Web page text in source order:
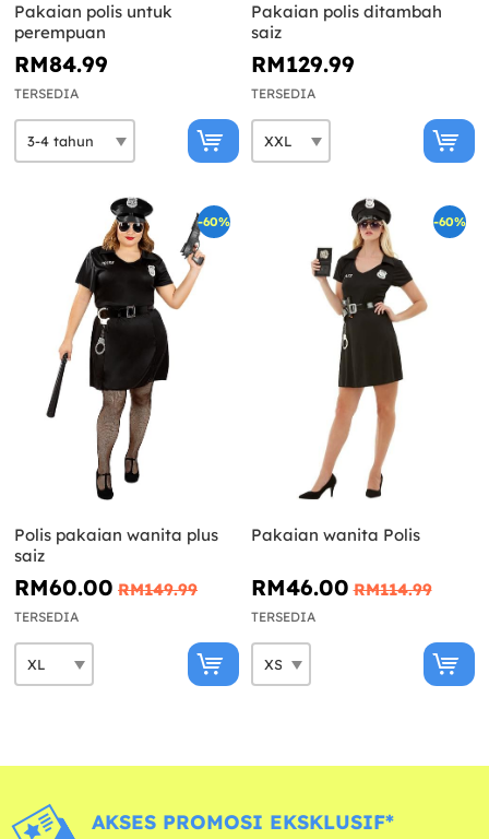
Pakaian polis untuk
perempuan
RM84.99
TERSEDIA
Pakaian polis ditambah
saiz
RM129.99
TERSEDIA
-60%
Polis pakaian wanita plus
saiz
RM60.00 RM149.99
TERSEDIA
-60%
Pakaian wanita Polis
RM46.00 RM114.99
TERSEDIA
AKSES PROMOSI EKSKLUSIF*